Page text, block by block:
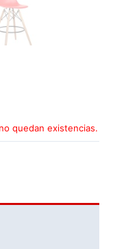
quedan existencias.